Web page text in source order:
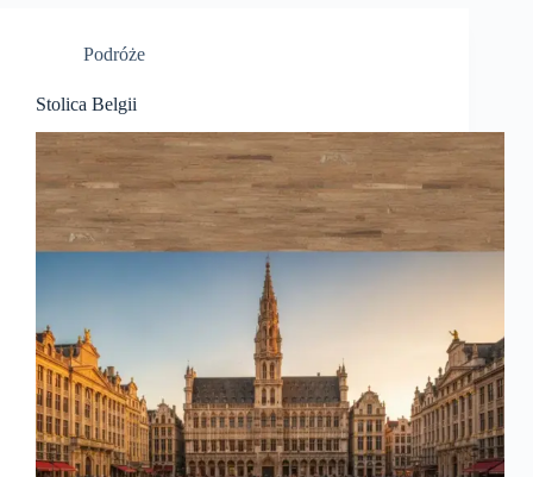
Podróże
Stolica Belgii